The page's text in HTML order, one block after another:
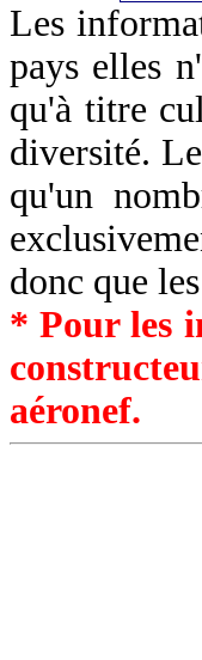
Les
pays elles
qu'à titre
diversité.
qu'un
donc que
* Pour les
aéronef.